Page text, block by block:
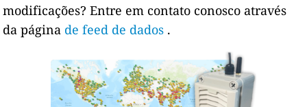
modificações? Entre em contato conosco através
da página de feed de dados .